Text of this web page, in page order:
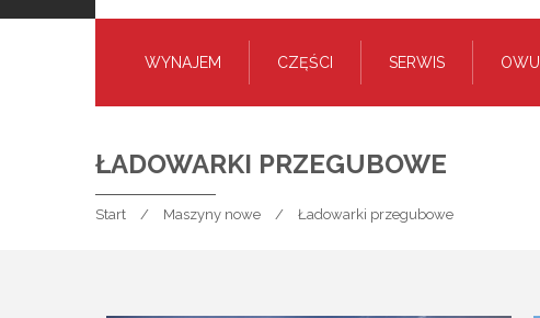
WYNAJEM CZĘŚCI SERWIS OWU
ŁADOWARKI PRZEGUBOWE
Start Maszyny nowe Ładowarki przegubowe